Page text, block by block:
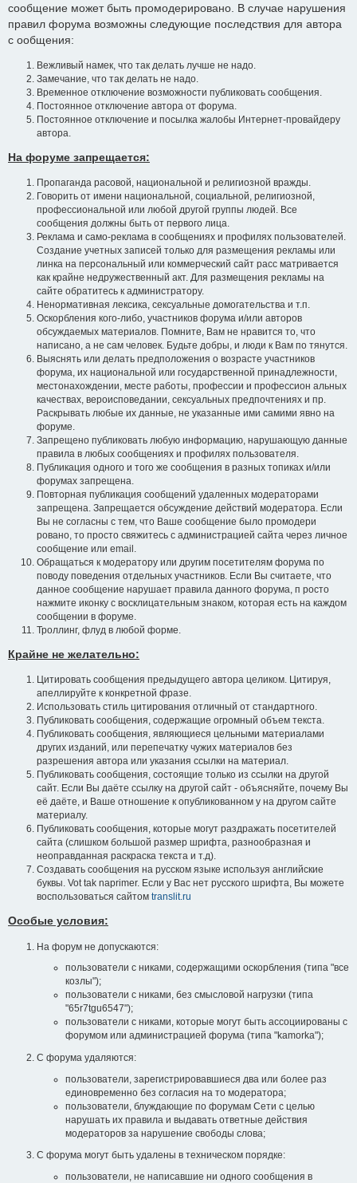
сообщение может быть промодерировано. В случае нарушения
правил форума возможны следующие последствия для автора
с ообщения:
Вежливый намек, что так делать лучше не надо.
Замечание, что так делать не надо.
Временное отключение возможности публиковать сообщения.
Постоянное отключение автора от форума.
Постоянное отключение и посылка жалобы Интернет-провайдеру
автора.
На форуме запрещается:
Пропаганда расовой, национальной и религиозной вражды.
Говорить от имени национальной, социальной, религиозной,
профессиональной или любой другой группы людей. Все
сообщения должны быть от первого лица.
Реклама и само-реклама в сообщениях и профилях пользователей.
Создание учетных записей только для размещения рекламы или
линка на персональный или коммерческий сайт расс матривается
как крайне недружественный акт. Для размещения рекламы на
сайте обратитесь к администратору.
Ненормативная лексика, сексуальные домогательства и т.п.
Оскорбления кого-либо, участников форума и/или авторов
обсуждаемых материалов. Помните, Вам не нравится то, что
написано, а не сам человек. Будьте добры, и люди к Вам по тянутся.
Выяснять или делать предположения о возрасте участников
форума, их национальной или государственной принадлежности,
местонахождении, месте работы, профессии и профессион альных
качествах, вероисповедании, сексуальных предпочтениях и пр.
Раскрывать любые их данные, не указанные ими самими явно на
форуме.
Запрещено публиковать любую информацию, нарушающую данные
правила в любых сообщениях и профилях пользователя.
Публикация одного и того же сообщения в разных топиках и/или
форумах запрещена.
Повторная публикация сообщений удаленных модераторами
запрещена. Запрещается обсуждение действий модератора. Если
Вы не согласны с тем, что Ваше сообщение было промодери
ровано, то просто свяжитесь с администрацией сайта через личное
сообщение или email.
Обращаться к модератору или другим посетителям форума по
поводу поведения отдельных участников. Если Вы считаете, что
данное сообщение нарушает правила данного форума, п росто
нажмите иконку с восклицательным знаком, которая есть на каждом
сообщении в форуме.
Троллинг, флуд в любой форме.
Крайне не желательно:
Цитировать сообщения предыдущего автора целиком. Цитируя,
апеллируйте к конкретной фразе.
Использовать стиль цитирования отличный от стандартного.
Публиковать сообщения, содержащие огромный объем текста.
Публиковать сообщения, являющиеся цельными материалами
других изданий, или перепечатку чужих материалов без
разрешения автора или указания ссылки на материал.
Публиковать сообщения, состоящие только из ссылки на другой
сайт. Если Вы даёте ссылку на другой сайт - объясняйте, почему Вы
её даёте, и Ваше отношение к опубликованном у на другом сайте
материалу.
Публиковать сообщения, которые могут раздражать посетителей
сайта (слишком большой размер шрифта, разнообразная и
неоправданная раскраска текста и т.д).
Создавать сообщения на русском языке используя английские
буквы. Vot tak naprimer. Если у Вас нет русского шрифта, Вы можете
воспользоваться сайтом translit.ru
Особые условия:
На форум не допускаются:
пользователи с никами, содержащими оскорбления (типа "все
козлы");
пользователи с никами, без смысловой нагрузки (типа
"65r7tgu6547");
пользователи с никами, которые могут быть ассоциированы с
форумом или администрацией форума (типа "kamorka");
С форума удаляются:
пользователи, зарегистрировавшиеся два или более раз
единовременно без согласия на то модератора;
пользователи, блуждающие по форумам Сети с целью
нарушать их правила и выдавать ответные действия
модераторов за нарушение свободы слова;
С форума могут быть удалены в техническом порядке:
пользователи, не написавшие ни одного сообщения в